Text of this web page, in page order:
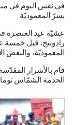
في نفس اليوم في
بسرّ المعموديّة.
عشيّة عيد العنصرة
رادونيج، قبل
المعموديّة،
قام بالأسرار
الخدمة الشمّاس